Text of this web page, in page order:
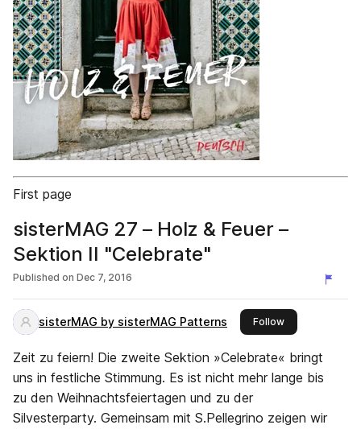
First page
sisterMAG 27 – Holz & Feuer –
Sektion II "Celebrate"
Published on Dec 7, 2016
sisterMAG by sisterMAG Patterns Followthis publisher
Zeit zu feiern! Die zweite Sektion »Celebrate« bringt
uns in festliche Stimmung. Es ist nicht mehr lange bis
zu den Weihnachtsfeiertagen und zu der
Silvesterparty. Gemeinsam mit S.Pellegrino zeigen wir